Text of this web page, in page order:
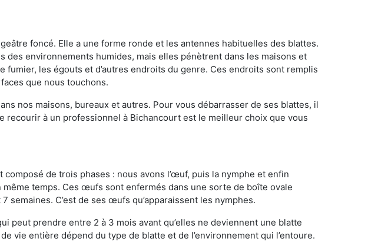
foncé. Elle a une forme ronde et les antennes habituelles des blattes.
des environnements humides, mais elles pénètrent dans les maisons et
les égouts et d’autres endroits du genre. Ces endroits sont remplis
que nous touchons.
nos maisons, bureaux et autres. Pour vous débarrasser de ses blattes, il
recourir à un professionnel à Bichancourt est le meilleur choix que vous
composé de trois phases : nous avons l’œuf, puis la nymphe et enfin
temps. Ces œufs sont enfermés dans une sorte de boîte ovale
C’est de ses œufs qu’apparaissent les nymphes.
peut prendre entre 2 à 3 mois avant qu’elles ne deviennent une blatte
vie entière dépend du type de blatte et de l’environnement qui l’entoure.